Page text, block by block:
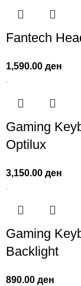
Fantech
1,590.00ден
Gaming
Optilux
3,150.00ден
Gaming
Backlight
890.00ден